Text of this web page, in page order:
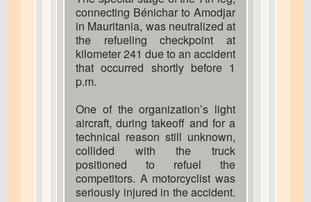
connecting Bénichar to Amodjar
in Mauritania, was neutralized at
the refueling checkpoint at
kilometer 241 due to an accident
that occurred shortly before 1
p.m.
One of the organization’s light
aircraft, during takeoff and for a
technical reason still unknown,
collided with the truck
positioned to refuel the
competitors. A motorcyclist was
seriously injured in the accident.